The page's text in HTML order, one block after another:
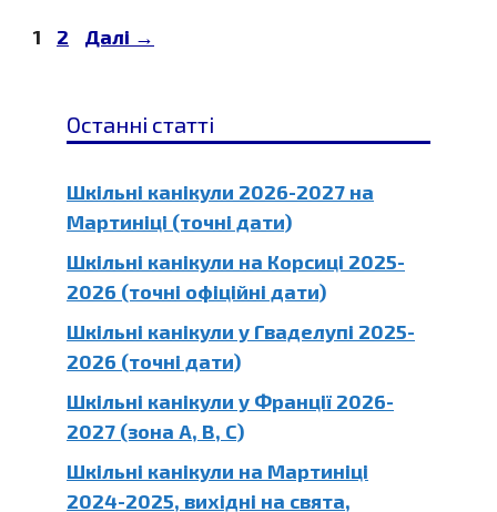
Сторінка
1 Сторінка
2 Далі →
Останні статті
Шкільні канікули 2026-2027 на
Мартиніці (точні дати)
Шкільні канікули на Корсиці 2025-
2026 (точні офіційні дати)
Шкільні канікули у Гваделупі 2025-
2026 (точні дати)
Шкільні канікули у Франції 2026-
2027 (зона A, B, C)
Шкільні канікули на Мартиніці
2024-2025, вихідні на свята,